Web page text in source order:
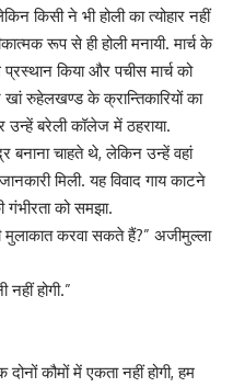
किसी ने भी होली का त्योहार नहीं
रूप से ही होली मनायी. मार्च के
किया और पचीस मार्च को
रुहेलखण्ड के क्रान्तिकारियों का
उन्हें बरेली कॉलेज में ठहराया.
बनाना चाहते थे, लेकिन उन्हें वहां
मिली. यह विवाद गाय काटने
को समझा.
मुलाकात करवा सकते हैं?” अजीमुल्ला
होगी.”
कौमों में एकता नहीं होगी, हम